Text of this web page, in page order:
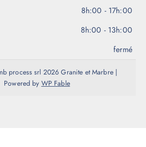
8h:00 - 17h:00
8h:00 - 13h:00
fermé
process srl 2026 Granite et Marbre |
Powered by WP Fable